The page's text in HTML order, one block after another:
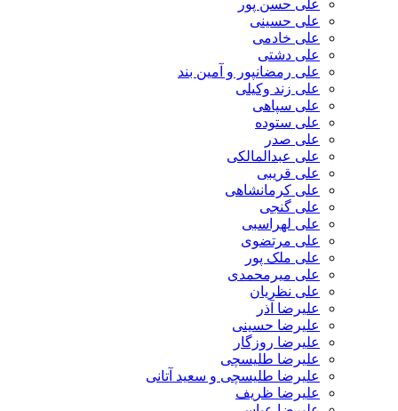
علی حسن پور
علی حسینی
علی خادمی
علی دشتی
علی رمضانپور و آمین بند
علی زند وکیلی
علی سپاهی
علی ستوده
علی صدر
علی عبدالمالکی
علی قریبی
علی کرمانشاهی
علی گنجی
علی لهراسبی
علی مرتضوی
علی ملک پور
علی میرمحمدی
علی نظریان
علیرضا آذر
علیرضا حسینی
علیرضا روزگار
علیرضا طلیسچی
علیرضا طلیسچی و سعید آتانی
علیرضا ظریف